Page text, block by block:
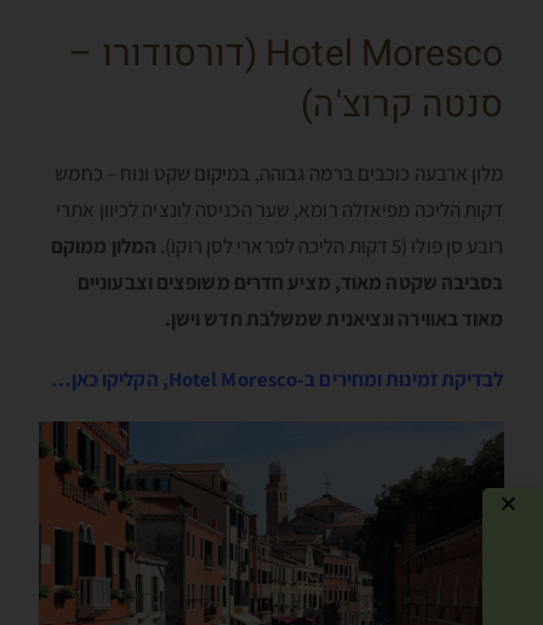
Hotel Moresco (דורסודורו –
סנטה קרוצ'ה)
מלון ארבעה כוכבים ברמה גבוהה, במיקום שקט ונוח – כחמש
דקות הליכה מפיאזלה רומא, שער הכניסה לונציה לכיוון אתרי
רובע סן פולו (5 דקות הליכה לפרארי לסן רוקו).
המלון ממוקם
בסביבה שקטה מאוד, מציע חדרים משופצים וצבעוניים
מאוד באווירה ונציאנית שמשלבת חדש וישן.
לבדיקת זמינות ומחירים ב-Hotel Moresco, הקליקו כאן…